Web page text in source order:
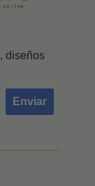
diseños
Enviar